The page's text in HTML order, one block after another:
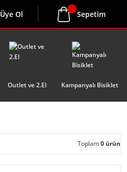
Üye Ol Sepetim
Outlet ve 2.El Kampanyalı Bisiklet
Toplam0 ürün